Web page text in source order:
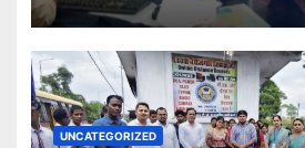
UNCATEGORIZED